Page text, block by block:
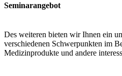
Seminarangebot
Des weiteren bieten wir Ihnen ein
verschiedenen Schwerpunkten im
Medizinprodukte und andere